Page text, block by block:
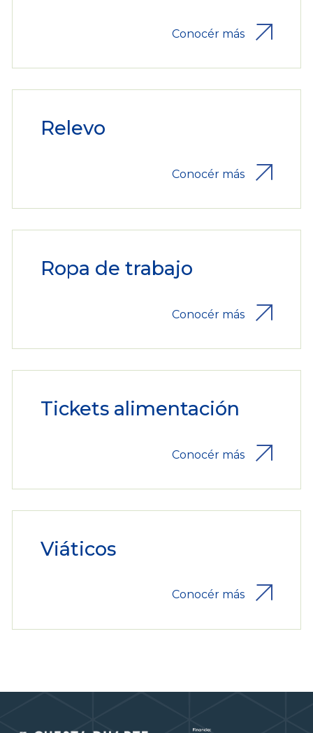
Conocér más
Relevo
Conocér más
Ropa de trabajo
Conocér más
Tickets alimentación
Conocér más
Viáticos
Conocér más